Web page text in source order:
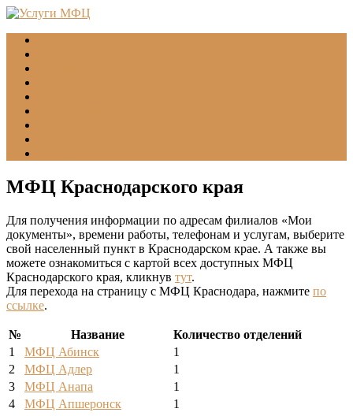
МФЦ Краснодарского края
Для получения информации по адресам филиалов «Мои
документы», времени работы, телефонам и услугам, выберите
свой населенный пункт в Краснодарском крае. А также вы
можете ознакомиться с картой всех доступных МФЦ
Краснодарского края, кликнув тут.
Для перехода на страницу с МФЦ Краснодара, нажмите по
ссылке.
№ Название
Количество отделений
1
МФЦ Абинск
1
2
МФЦ Адлер
1
3
МФЦ Анапа
1
4
МФЦ Апшеронск
1